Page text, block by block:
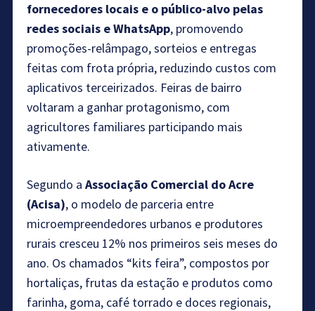
fornecedores locais e o público-alvo pelas
redes sociais e WhatsApp, promovendo
promoções-relâmpago, sorteios e entregas
feitas com frota própria, reduzindo custos com
aplicativos terceirizados. Feiras de bairro
voltaram a ganhar protagonismo, com
agricultores familiares participando mais
ativamente.
Segundo a Associação Comercial do Acre
(Acisa), o modelo de parceria entre
microempreendedores urbanos e produtores
rurais cresceu 12% nos primeiros seis meses do
ano. Os chamados “kits feira”, compostos por
hortaliças, frutas da estação e produtos como
farinha, goma, café torrado e doces regionais,